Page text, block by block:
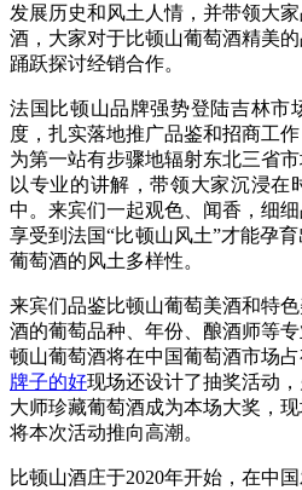
发展历史和风土人情，并带领大
酒，大家对于比顿山葡萄酒精美
踊跃探讨经销合作。
法国比顿山品牌强势登陆吉林市
度，扎实落地推广品鉴和招商工
为第一站有步骤地辐射东北三省
以专业的讲解，带领大家沉浸在
中。来宾们一起观色、闻香，细
享受到法国“比顿山风土”才能孕
葡萄酒的风土多样性。
来宾们品鉴比顿山葡萄美酒和特
酒的葡萄品种、年份、酿酒师等
顿山葡萄酒将在中国葡萄酒市场占
牌子的好现场还设计了抽奖活动
大师珍藏葡萄酒成为本场大奖，
将本次活动推向高潮。
比顿山酒庄于2020年开始，在中